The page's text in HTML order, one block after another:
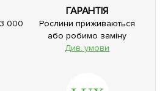
000
ГАРАНТІЯ
Рослини приживаються
або робимо заміну
Див. умови